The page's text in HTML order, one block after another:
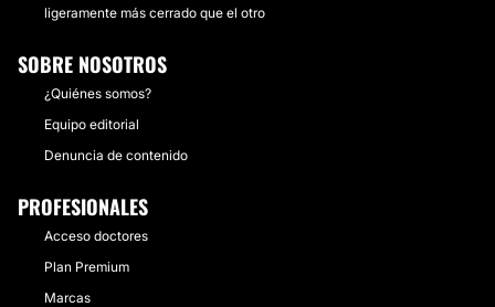
ligeramente más cerrado que el otro
SOBRE NOSOTROS
¿Quiénes somos?
Equipo editorial
Denuncia de contenido
PROFESIONALES
Acceso doctores
Plan Premium
Marcas